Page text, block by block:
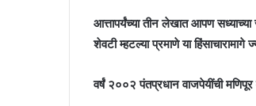
आत्तापर्यंच्या तीन लेखात आपण सध्याच्या
शेवटी म्हटल्या प्रमाणे या
वर्षं २००२ पंतप्रधान वाजपेयींची मणिपूर